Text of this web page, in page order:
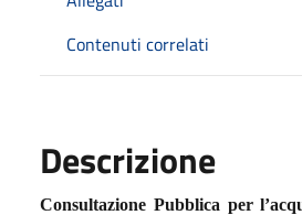
Contenuti correlati
Descrizione
Consultazione Pubblica per